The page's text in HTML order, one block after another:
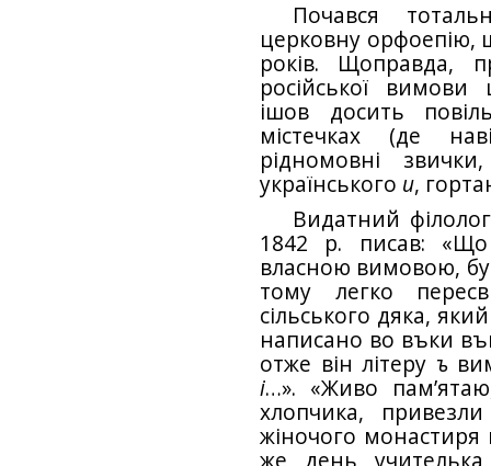
Почався
церковну орфоепію,
років. Щоправда,
російської вимови
ішов досить
містечках (де
рідномовні
українського и,
Видатний
1842 р. писав:
власною вимовою,
тому легко
сільського дяка,
написано во въки
отже він літеру ъ
і…». «Живо
хлопчика,
жіночого